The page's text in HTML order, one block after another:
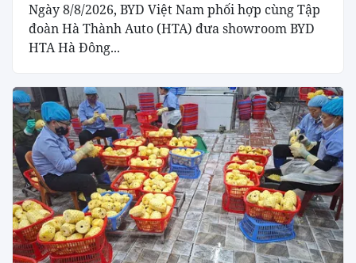
Ngày 8/8/2026, BYD Việt Nam phối hợp cùng Tập
đoàn Hà Thành Auto (HTA) đưa showroom BYD
HTA Hà Đông...